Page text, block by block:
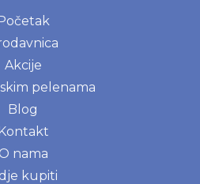
Akcije
pelenama
Blog
O nama
kupiti